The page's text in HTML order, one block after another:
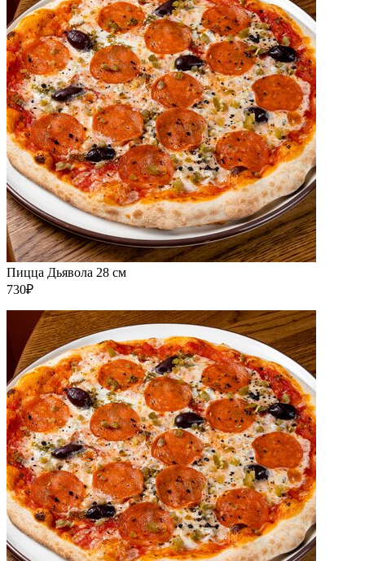
Пицца Дьявола 28 см
730₽